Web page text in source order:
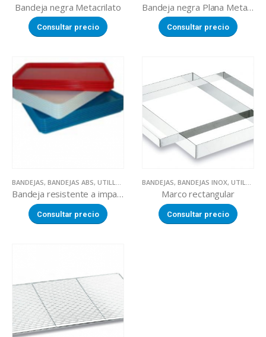
Bandeja negra Metacrilato
Consultar precio
Bandeja negra Plana Metacrilato
Consultar precio
BANDEJAS, BANDEJAS ABS, UTILLAJE
Bandeja resistente a impactos, cambios térmicos y productos químicos.
Consultar precio
BANDEJAS, BANDEJAS INOX, UTILLAJE
Marco rectangular
Consultar precio